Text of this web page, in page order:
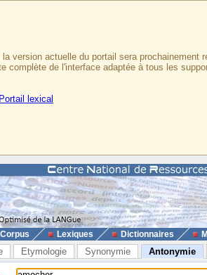
version actuelle du portail sera prochainement
complète de l'interface adaptée à tous les
Portail lexical
Corpus Lexiques Dictionnaires
Etymologie Synonymie Antonymie